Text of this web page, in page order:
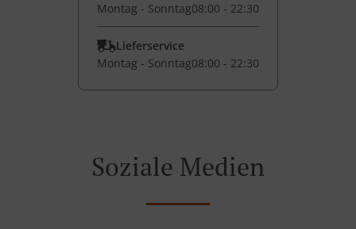
Montag - Sonntag08:00 - 22:30
Lieferservice
Montag - Sonntag08:00 - 22:30
Soziale Medien